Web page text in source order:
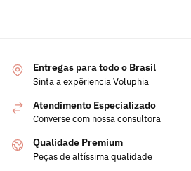
Entregas para todo o Brasil
Sinta a expêriencia Voluphia
Atendimento Especializado
Converse com nossa consultora
Qualidade Premium
Peças de altíssima qualidade